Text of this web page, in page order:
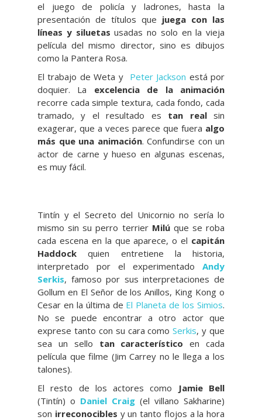
el juego de policía y ladrones, hasta la
presentación de títulos que juega con las
líneas y siluetas usadas no solo en la vieja
película del mismo director, sino es dibujos
como la Pantera Rosa.
El trabajo de Weta y Peter Jackson está por
doquier. La excelencia de la animación
recorre cada simple textura, cada fondo, cada
tramado, y el resultado es tan realsin
exagerar, que a veces parece que fuera algo
más que una animación. Confundirse con un
actor de carne y hueso en algunas escenas,
es muy fácil.
Tintín y el Secreto del Unicornio no sería lo
mismo sin su perro terrier Milúque se roba
cada escena en la que aparece, o el capitán
Haddock quien entretiene la historia,
interpretado por el experimentado Andy
Serkis, famoso por sus interpretaciones de
Gollum en El Señor de los Anillos, King Kong o
Cesar en la última de El Planeta de los Simios.
No se puede encontrar a otro actor que
exprese tanto con su cara comoSerkis, y que
sea un sello tan característico en cada
película que filme (Jim Carrey no le llega a los
talones).
El resto de los actores como
Jamie Bell
(Tintín) o Daniel Craig (el villano Sakharine)
son irreconocibles y un tanto flojos a la hora